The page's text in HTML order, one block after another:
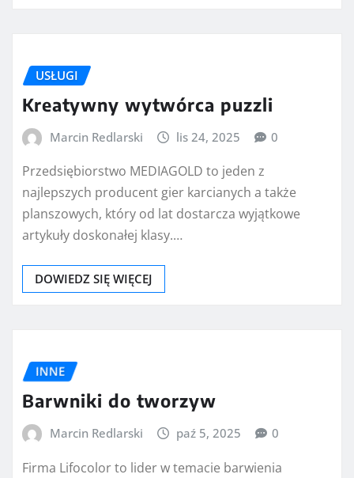
USŁUGI
Kreatywny wytwórca puzzli
Marcin Redlarski lis 24, 2025 0
Przedsiębiorstwo MEDIAGOLD to jeden z
najlepszych producent gier karcianych a także
planszowych, który od lat dostarcza wyjątkowe
artykuły doskonałej klasy.…
DOWIEDZ SIĘ WIĘCEJ
INNE
Barwniki do tworzyw
Marcin Redlarski paź 5, 2025 0
Firma Lifocolor to lider w temacie barwienia